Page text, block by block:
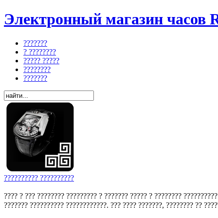
Электронный магазин часов
???????
? ????????
????? ?????
????????
???????
?????????? ??????????
???? ? ??? ???????? ????????? ? ??????? ????? ? ????????
??????? ?????????? ????????????. ??? ???? ???????, ???????? ??